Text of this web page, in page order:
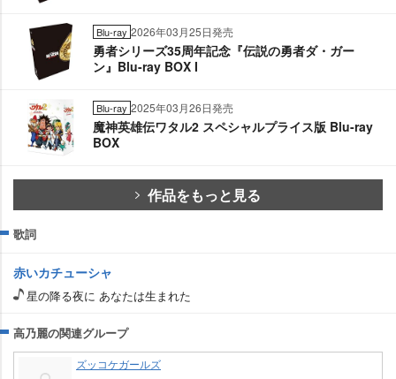
Blu-ray 2026年03月25日発売
勇者シリーズ35周年記念『伝説の勇者ダ・ガー
ン』Blu-ray BOX I
Blu-ray 2025年03月26日発売
魔神英雄伝ワタル2 スペシャルプライス版 Blu-ray
BOX
作品をもっと見る
歌詞
赤いカチューシャ
星の降る夜に あなたは生まれた
高乃麗の関連グループ
ズッコケガールズ